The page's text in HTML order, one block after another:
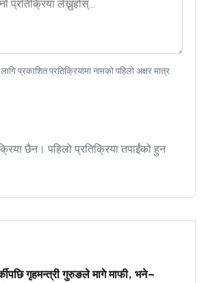
प्रकाशित प्रतिक्रियामा नामको पहिलो अक्षर मात्र
छैन। पहिलो प्रतिक्रिया तपाईंको हुन
गृहमन्त्री गुरुङले मागे माफी, भने–